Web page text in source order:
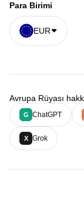
Para Birimi
EUR
Avrupa Rüyası
G ChatGPT
X Grok